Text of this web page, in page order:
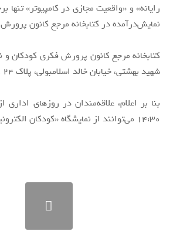
رایانه» و «واقعیت مجازی در کامپیوتر» تنها
نمایش‌درآمده در کتابخانه مرجع کانون
کتابخانه مرجع کانون پرورش فکری کودکان و
شهید بهشتی، خیابان خالد اسلامبولی، پلاک ۲۴ واقع شده است.
۱۴:۳۰ می‌توانند از نمایشگاه «کودکان الکترونیکی» دیدن کنند.